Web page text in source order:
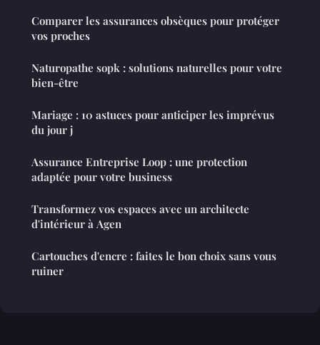
Comparer les assurances obsèques pour protéger
vos proches
Naturopathe sopk : solutions naturelles pour votre
bien-être
Mariage : 10 astuces pour anticiper les imprévus
du jour j
Assurance Entreprise Loop : une protection
adaptée pour votre business
Transformez vos espaces avec un architecte
d'intérieur à Agen
Cartouches d'encre : faites le bon choix sans vous
ruiner